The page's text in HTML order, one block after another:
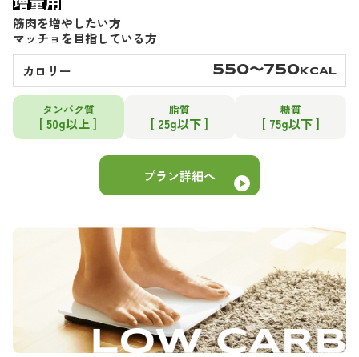
筋肉を増やしたい方
マッチョを目指している方
カロリー
550〜750 KCAL
タンパク質
[ 50g以上 ]
脂質
[ 25g以下 ]
糖質
[ 75g以下 ]
プラン詳細へ